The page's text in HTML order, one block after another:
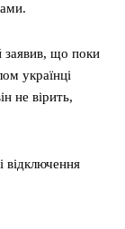
що поки
українці
не вірить,
відключення